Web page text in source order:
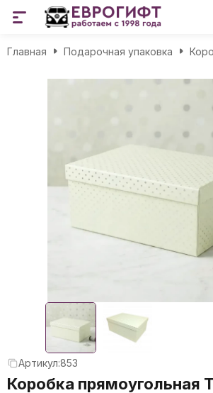
Главная Подарочная упаковка
Артикул:853
Коробка прямоугольная